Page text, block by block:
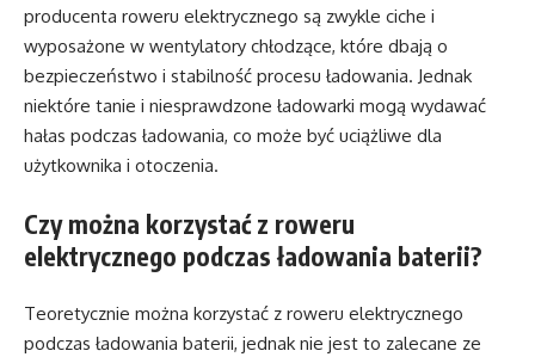
producenta roweru elektrycznego są zwykle ciche i
wyposażone w wentylatory chłodzące, które dbają o
bezpieczeństwo i stabilność procesu ładowania. Jednak
niektóre tanie i niesprawdzone ładowarki mogą wydawać
hałas podczas ładowania, co może być uciążliwe dla
użytkownika i otoczenia.
Czy można korzystać z roweru
elektrycznego podczas ładowania baterii?
Teoretycznie można korzystać z roweru elektrycznego
podczas ładowania baterii, jednak nie jest to zalecane ze